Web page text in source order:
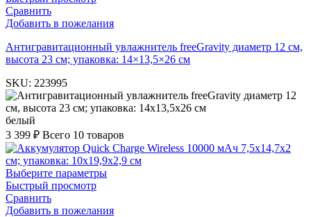
Сравнить
Добавить в пожелания
Антигравитационный увлажнитель freeGravity диаметр 12 см,
высота 23 см; упаковка: 14×13,5×26 см
SKU: 223995
белый
3 399 ₽ Всего 10 товаров
Выберите параметры
Быстрый просмотр
Сравнить
Добавить в пожелания